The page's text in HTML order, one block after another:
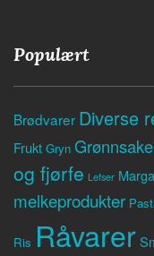
Populært
Brødvarer Diverse
Frukt Gryn
og fjørfe Lefser
melkeprodukter
Ris Råvarer